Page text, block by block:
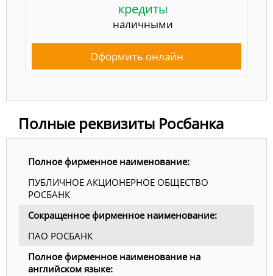
кредиты
наличными
Оформить онлайн
Полные реквизиты Росбанка
Полное фирменное наименование:
ПУБЛИЧНОЕ АКЦИОНЕРНОЕ ОБЩЕСТВО
РОСБАНК
Сокращенное фирменное наименование:
ПАО РОСБАНК
Полное фирменное наименование на
английском языке: